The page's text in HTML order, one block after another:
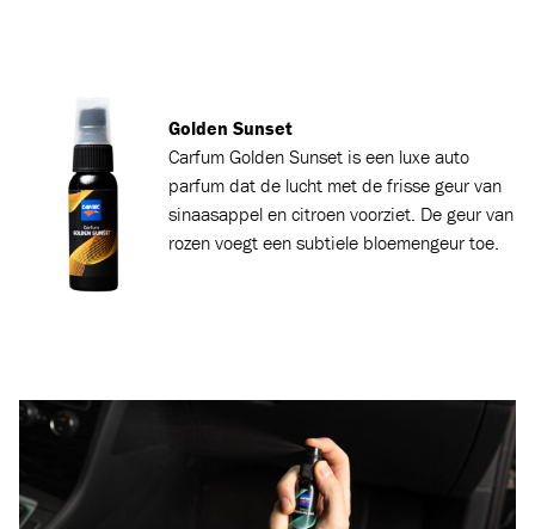
Golden Sunset
Carfum Golden Sunset is een luxe auto
parfum dat de lucht met de frisse geur van
sinaasappel en citroen voorziet. De geur van
rozen voegt een subtiele bloemengeur toe.